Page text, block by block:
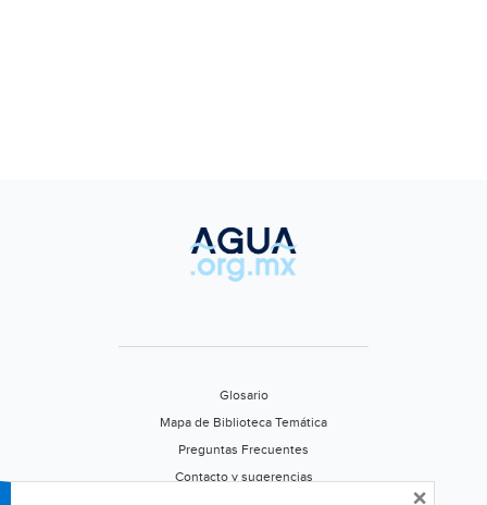
Glosario
Mapa de Biblioteca Temática
Preguntas Frecuentes
Contacto y sugerencias